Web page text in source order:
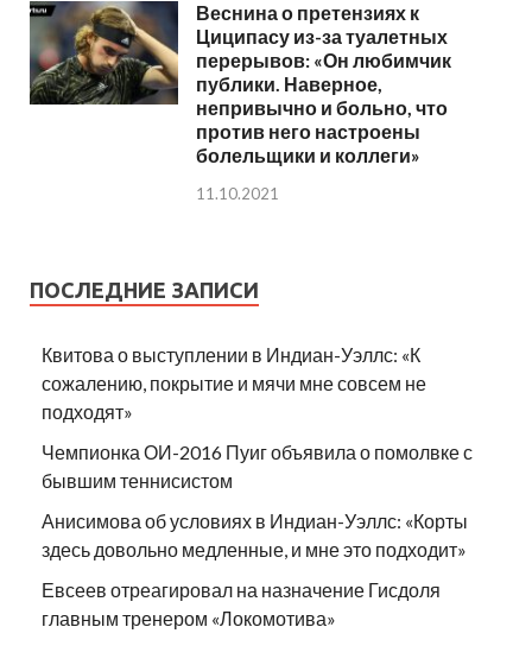
Веснина о претензиях к
Циципасу из-за туалетных
перерывов: «Он любимчик
публики. Наверное,
непривычно и больно, что
против него настроены
болельщики и коллеги»
11.10.2021
ПОСЛЕДНИЕ ЗАПИСИ
Квитова о выступлении в Индиан-Уэллс: «К
сожалению, покрытие и мячи мне совсем не
подходят»
Чемпионка ОИ-2016 Пуиг объявила о помолвке с
бывшим теннисистом
Анисимова об условиях в Индиан-Уэллс: «Корты
здесь довольно медленные, и мне это подходит»
Евсеев отреагировал на назначение Гисдоля
главным тренером «Локомотива»